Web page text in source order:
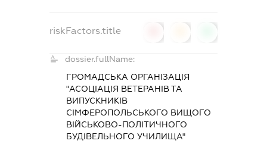
riskFactors.title
dossier.fullName:
ГРОМАДСЬКА ОРГАНІЗАЦІЯ
"АСОЦІАЦІЯ ВЕТЕРАНІВ ТА
ВИПУСКНИКІВ
СІМФЕРОПОЛЬСЬКОГО ВИЩОГО
ВІЙСЬКОВО-ПОЛІТИЧНОГО
БУДІВЕЛЬНОГО УЧИЛИЩА"